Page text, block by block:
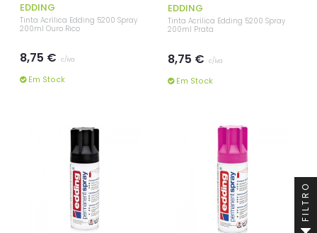
EDDING
Tinta Acrílica Edding 5200 Spray
200ml Ouro Rico
8,75 € c/iva
Em Stock
EDDING
Tinta Acrílica Edding 5200 Spray
200ml Prata
8,75 € c/iva
Em Stock
FILTRO